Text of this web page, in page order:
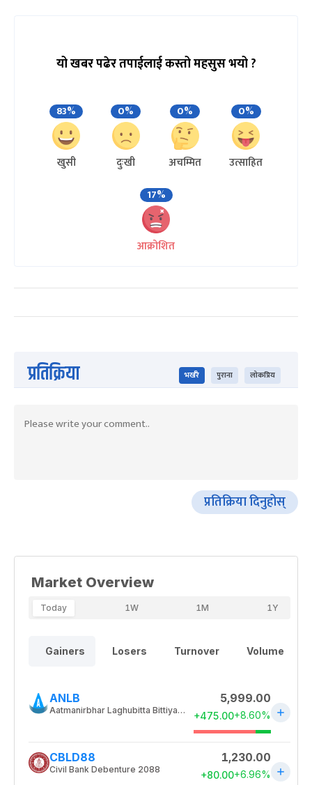
यो खबर पढेर तपाईलाई कस्तो महसुस भयो ?
83%
खुसी
0%
दुःखी
0%
अचम्मित
0%
उत्साहित
17%
आक्रोशित
प्रतिक्रिया भर्खरै पुराना लोकप्रिय
प्रतिक्रिया दिनुहोस्